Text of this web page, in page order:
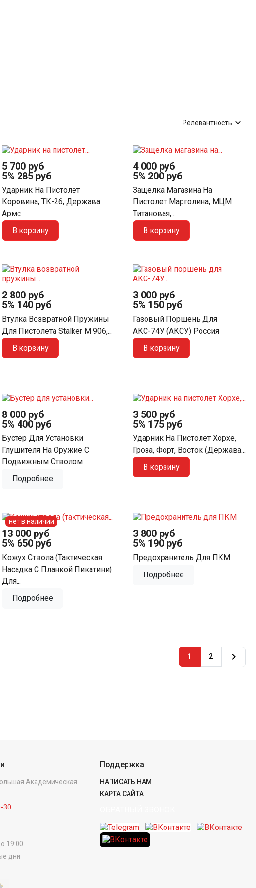
Релевантность 
5 700 руб
5% 285 руб
Ударник На Пистолет
Коровина, ТК-26, Держава
Армс
В корзину
4 000 руб
5% 200 руб
Защелка Магазина На
Пистолет Марголина, МЦМ
Титановая,...
В корзину
2 800 руб
5% 140 руб
Втулка Возвратной Пружины
Для Пистолета Stalker M 906,...
В корзину
3 000 руб
5% 150 руб
Газовый Поршень Для
АКС-74У (АКСУ) Россия
В корзину
8 000 руб
5% 400 руб
Бустер Для Установки
Глушителя На Оружие С
Подвижным Стволом
Подробнее
3 500 руб
5% 175 руб
Ударник На Пистолет Хорхе,
Гроза, Форт, Восток (Держава...
В корзину
13 000 руб
5% 650 руб
Кожух Ствола (тактическая
Насадка С Планкой Пикатини)
Для...
Подробнее
нет в наличии
3 800 руб
5% 190 руб
Предохранитель Для ПКМ
Подробнее
1 2 
Академическая
30
19:00
дни
Поддержка
НАПИСАТЬ НАМ
КАРТА САЙТА